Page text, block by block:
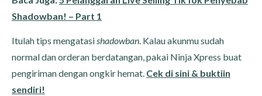
Shadowban! – Part 1
Itulah tips mengatasishadowban. Kalau akunmu sudah
normal dan orderan berdatangan, pakai Ninja Xpress buat
pengiriman dengan ongkir hemat. Cek di sini & buktiin
sendiri!